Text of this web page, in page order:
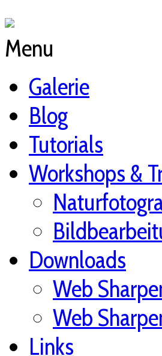
Menu
Galerie
Blog
Tutorials
Workshops &
Downloads
Web
Web
Links